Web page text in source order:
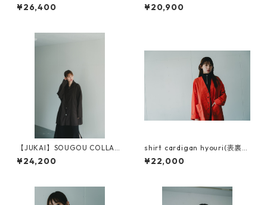
¥26,400
SHIRTS（NON-SLEEVE）
¥20,900
【JUKAI】SOUGOU COLLAR
SHIRTS
¥24,200
shirt cardigan hyouri(表裏）
zig-zag(ジグザグ）
¥22,000